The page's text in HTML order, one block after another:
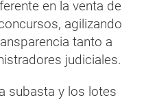
en la venta de
agilizando
tanto a
judiciales.
subasta y los lotes